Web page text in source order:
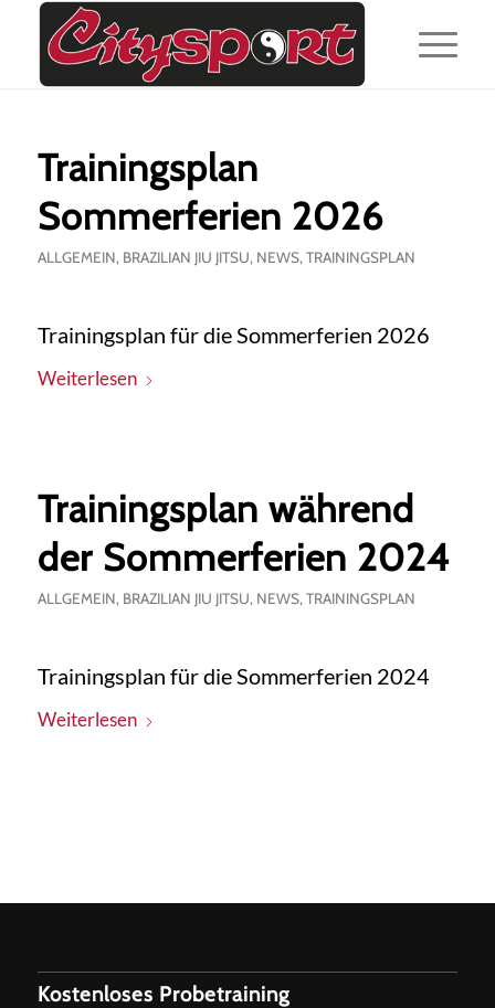
Trainingsplan
Sommerferien 2026
ALLGEMEIN, BRAZILIAN JIU JITSU, NEWS, TRAININGSPLAN
Trainingsplan für die Sommerferien 2026
Weiterlesen
Trainingsplan während
der Sommerferien 2024
ALLGEMEIN, BRAZILIAN JIU JITSU, NEWS, TRAININGSPLAN
Trainingsplan für die Sommerferien 2024
Weiterlesen
Kostenloses Probetraining